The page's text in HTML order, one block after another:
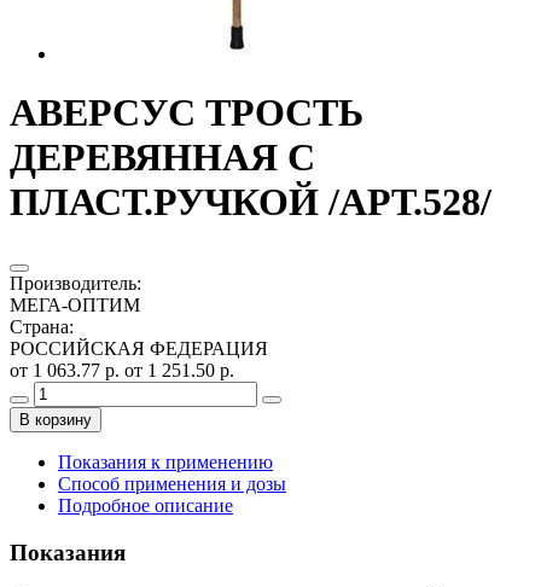
АВЕРСУС ТРОСТЬ
ДЕРЕВЯННАЯ С
ПЛАСТ.РУЧКОЙ /АРТ.528/
Производитель:
МЕГА-ОПТИМ
Страна:
РОССИЙСКАЯ ФЕДЕРАЦИЯ
от 1 063.77 р. от 1 251.50 р.
В корзину
Показания к применению
Способ применения и дозы
Подробное описание
Показания